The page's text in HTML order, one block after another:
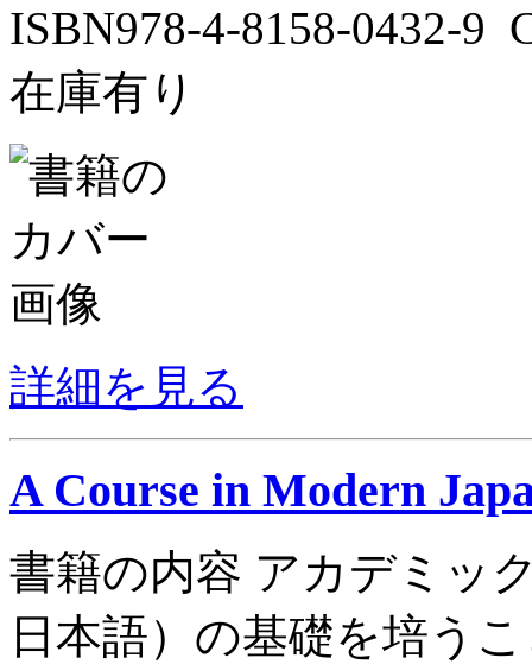
ISBN978-4-8158-0432-9
在庫有り
詳細を見る
A Course in Modern
書籍の内容 アカデミッ
日本語）の基礎を培う